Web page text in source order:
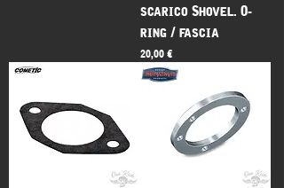
scarico Shovel. O-
ring / fascia
Prezzo
20,00 €